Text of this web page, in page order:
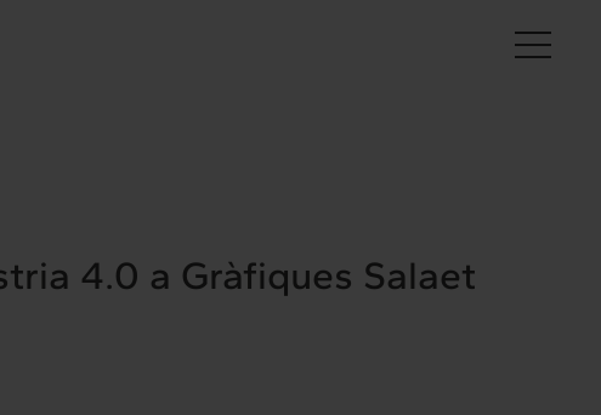
4.0 a Gràfiques Salaet